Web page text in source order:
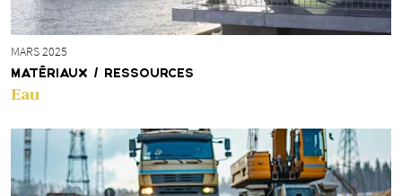
MARS 2025
MATÉRIAUX / RESSOURCES
Eau